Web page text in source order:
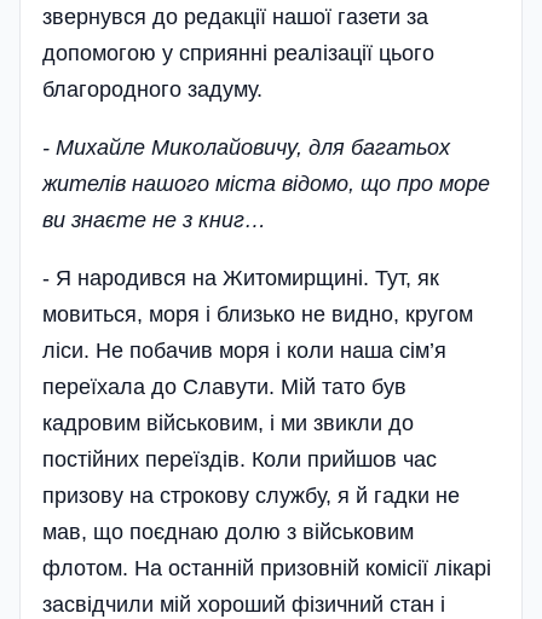
звернувся до редакції нашої газети за
допомогою у сприянні реалізації цього
благородного задуму.
- Михайле Миколайовичу, для багатьох
жителів нашого міста відомо, що про море
ви знаєте не з книг…
- Я народився на Житомирщині. Тут, як
мовиться, моря і близько не видно, кругом
ліси. Не побачив моря і коли наша сім’я
переїхала до Славути. Мій тато був
кадровим військовим, і ми звикли до
постійних переїздів. Коли прийшов час
призову на строкову службу, я й гадки не
мав, що поєднаю долю з військовим
флотом. На останній призовній комісії лікарі
засвідчили мій хороший фізичний стан і